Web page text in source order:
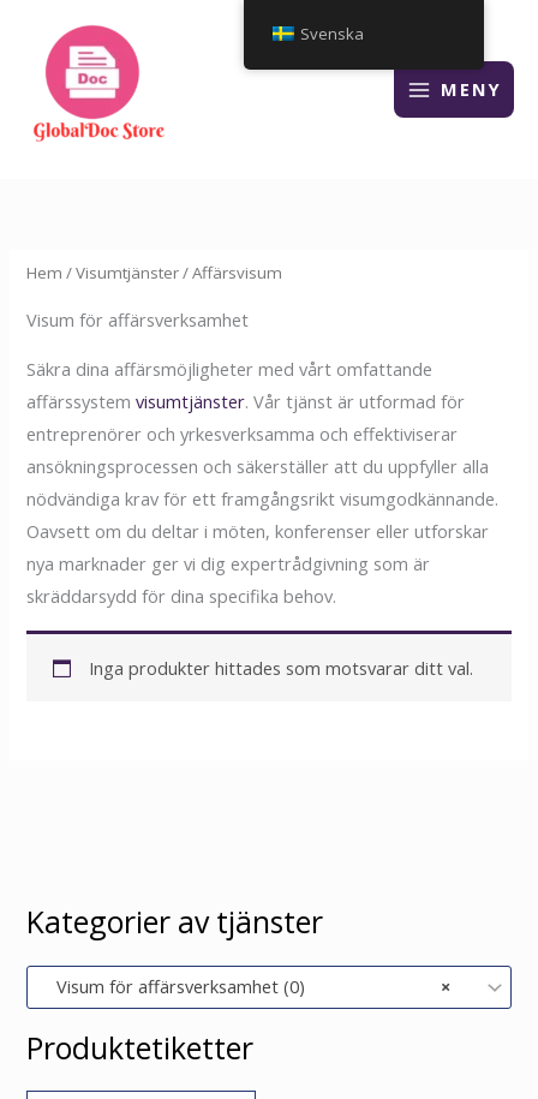
innehåll
MENY
Hem /Visumtjänster/ Affärsvisum
Visum för affärsverksamhet
Säkra dina affärsmöjligheter med vårt omfattande
affärssystemvisumtjänster. Vår tjänst är utformad för
entreprenörer och yrkesverksamma och effektiviserar
ansökningsprocessen och säkerställer att du uppfyller alla
nödvändiga krav för ett framgångsrikt visumgodkännande.
Oavsett om du deltar i möten, konferenser eller utforskar
nya marknader ger vi dig expertrådgivning som är
skräddarsydd för dina specifika behov.
Inga produkter hittades som motsvarar ditt val.
Kategorier av tjänster
×
Visum för affärsverksamhet (0)
Produktetiketter
Svenska